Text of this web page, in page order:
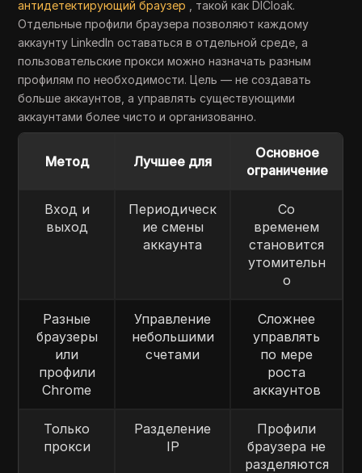
антидетектирующий браузер , такой как DICloak.
Отдельные профили браузера позволяют каждому
аккаунту LinkedIn оставаться в отдельной среде, а
пользовательские прокси можно назначать разным
профилям по необходимости. Цель — не создавать
больше аккаунтов, а управлять существующими
аккаунтами более чисто и организованно.
Метод Лучшее для
Основное
ограничение
Вход и
выход
Периодическ
ие смены
аккаунта
Со
временем
становится
утомительн
о
Разные
браузеры
или
профили
Chrome
Управление
небольшими
счетами
Сложнее
управлять
по мере
роста
аккаунтов
Только
прокси
Разделение
IP
Профили
браузера не
разделяются